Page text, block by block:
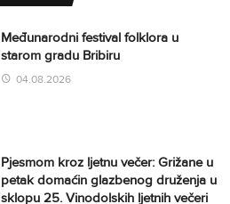
Međunarodni festival folklora u
starom gradu Bribiru
04.08.2026
Pjesmom kroz ljetnu večer: Grižane u
petak domaćin glazbenog druženja u
sklopu 25. Vinodolskih ljetnih večeri